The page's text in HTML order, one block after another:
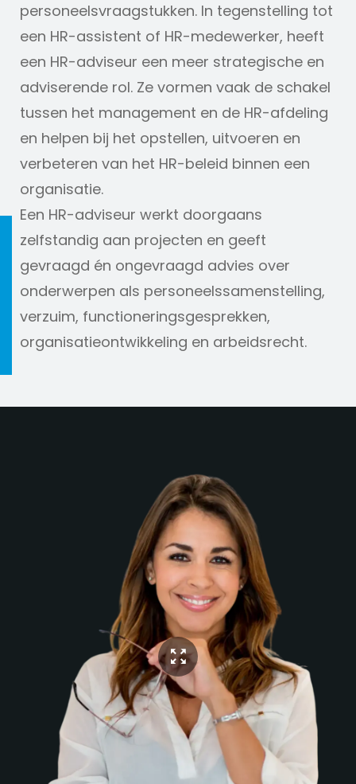
personeelsvraagstukken. In tegenstelling tot
een HR-assistent of HR-medewerker, heeft
een HR-adviseur een meer strategische en
adviserende rol. Ze vormen vaak de schakel
tussen het management en de HR-afdeling
en helpen bij het opstellen, uitvoeren en
verbeteren van het HR-beleid binnen een
organisatie.
Een HR-adviseur werkt doorgaans
zelfstandig aan projecten en geeft
gevraagd én ongevraagd advies over
onderwerpen als personeelssamenstelling,
verzuim, functioneringsgesprekken,
organisatieontwikkeling en arbeidsrecht.